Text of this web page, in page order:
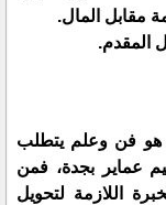
مقابل المال.
المقدم.
هو فن وعلم يتطلب
عماير بجدة، فمن
اللازمة لتحويل